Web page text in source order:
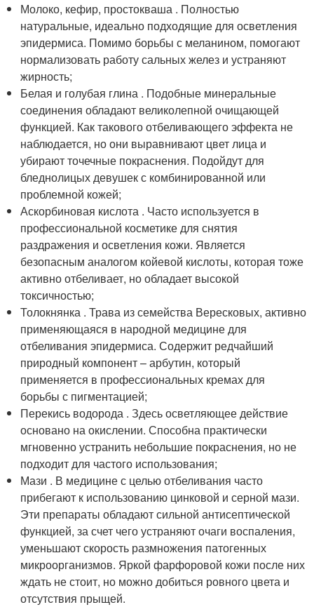
Молоко, кефир, простокваша . Полностью
натуральные, идеально подходящие для осветления
эпидермиса. Помимо борьбы с меланином, помогают
нормализовать работу сальных желез и устраняют
жирность;
Белая и голубая глина . Подобные минеральные
соединения обладают великолепной очищающей
функцией. Как такового отбеливающего эффекта не
наблюдается, но они выравнивают цвет лица и
убирают точечные покраснения. Подойдут для
бледнолицых девушек с комбинированной или
проблемной кожей;
Аскорбиновая кислота . Часто используется в
профессиональной косметике для снятия
раздражения и осветления кожи. Является
безопасным аналогом койевой кислоты, которая тоже
активно отбеливает, но обладает высокой
токсичностью;
Толокнянка . Трава из семейства Вересковых, активно
применяющаяся в народной медицине для
отбеливания эпидермиса. Содержит редчайший
природный компонент – арбутин, который
применяется в профессиональных кремах для
борьбы с пигментацией;
Перекись водорода . Здесь осветляющее действие
основано на окислении. Способна практически
мгновенно устранить небольшие покраснения, но не
подходит для частого использования;
Мази . В медицине с целью отбеливания часто
прибегают к использованию цинковой и серной мази.
Эти препараты обладают сильной антисептической
функцией, за счет чего устраняют очаги воспаления,
уменьшают скорость размножения патогенных
микроорганизмов. Яркой фарфоровой кожи после них
ждать не стоит, но можно добиться ровного цвета и
отсутствия прыщей.